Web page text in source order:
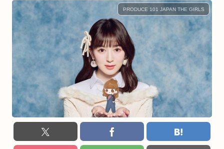
PRODUCE 101 JAPAN THE GIRLS